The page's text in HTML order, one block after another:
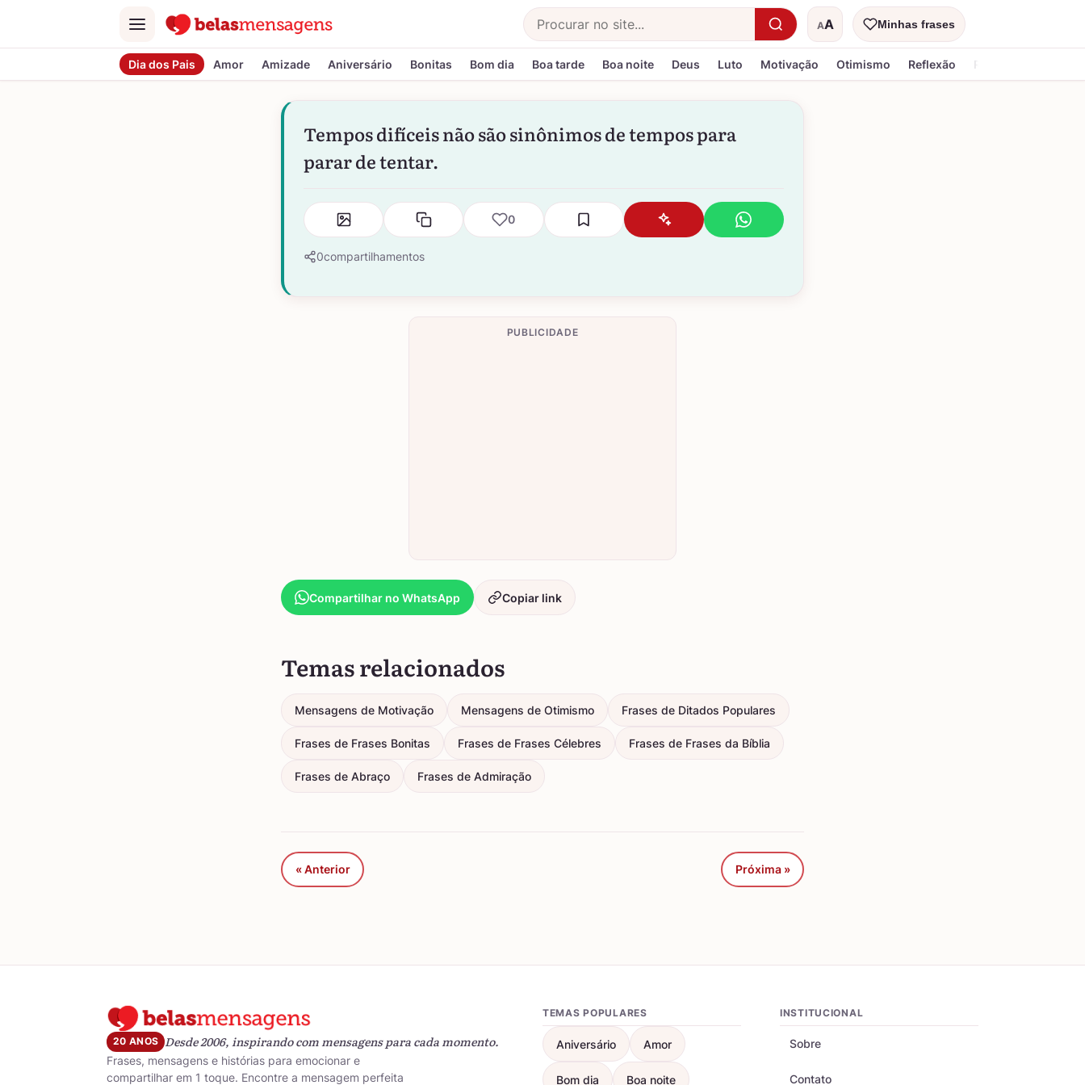
Menu
Buscar AA
Tamanho do textoMinhas frases
Dia dos Pais Amor Amizade Aniversário Bonitas Bom dia Boa tarde Boa noite Deus Luto Motivação Otimismo Reflexão Religiosa
Tempos difíceis não são sinônimos de tempos para
parar de tentar.
0
0compartilhamentos
PUBLICIDADE
Compartilhar no WhatsApp Copiar link
Temas relacionados
Mensagens de Motivação Mensagens de Otimismo Frases de Ditados Populares
Frases de Frases Bonitas Frases de Frases Célebres Frases de Frases da Bíblia
Frases de Abraço Frases de Admiração
« Anterior Próxima »
20 ANOS Desde 2006, inspirando com mensagens para cada momento.
Frases, mensagens e histórias para emocionar e
compartilhar em 1 toque. Encontre a mensagem perfeita
TEMAS POPULARES
Aniversário Amor
Bom dia Boa noite
INSTITUCIONAL
Sobre
Contato